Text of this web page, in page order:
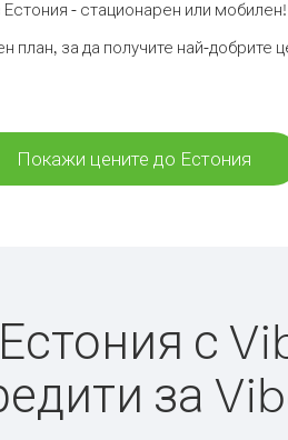
- стационарен или
план, за да получите най-добрите
Покажи цените до Естония
с
за